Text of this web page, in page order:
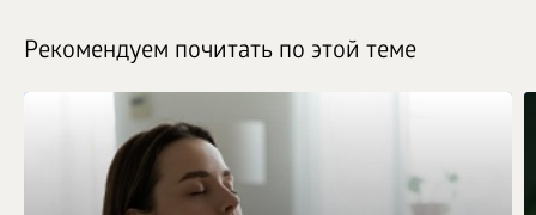
Рекомендуем почитать по этой теме